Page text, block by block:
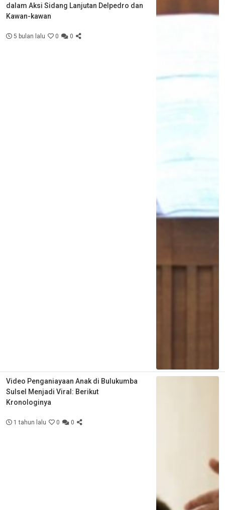
dalam Aksi Sidang Lanjutan Delpedro dan
Kawan-kawan
5 bulan lalu 0 0
Video Penganiayaan Anak di Bulukumba
Sulsel Menjadi Viral: Berikut
Kronologinya
1 tahun lalu 0 0